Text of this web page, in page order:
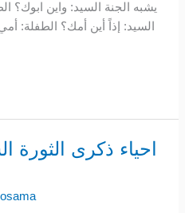
يشبه الجنة السيد: واين ابوك؟
السيد: إذاً أين أمك؟ الطفلة:
احياء ذكرى الثورة
osama